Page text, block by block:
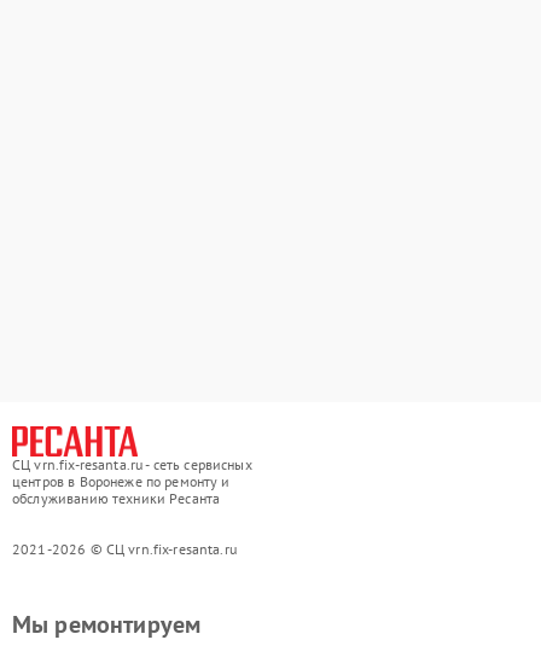
СЦ vrn.fix-resanta.ru - сеть сервисных
центров в Воронеже по ремонту и
обслуживанию техники Ресанта
2021-2026 © СЦ vrn.fix-resanta.ru
Мы ремонтируем